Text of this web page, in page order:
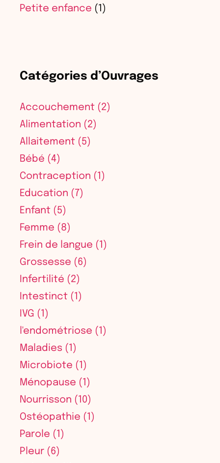
Petite enfance (1)
Catégories d’Ouvrages
Accouchement (2)
Alimentation (2)
Allaitement (5)
Bébé (4)
Contraception (1)
Education (7)
Enfant (5)
Femme (8)
Frein de langue (1)
Grossesse (6)
Infertilité (2)
Intestinct (1)
IVG (1)
l'endométriose (1)
Maladies (1)
Microbiote (1)
Ménopause (1)
Nourrisson (10)
Ostéopathie (1)
Parole (1)
Pleur (6)